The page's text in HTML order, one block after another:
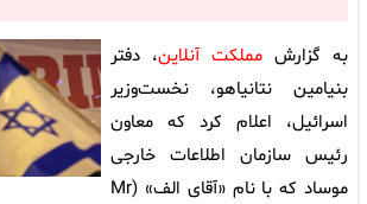
به گزارش مملکت آنلاین، دفتر
بنیامین نتانیاهو، نخست‌وزیر
اسرائیل، اعلام کرد که معاون
رئیس سازمان اطلاعات خارجی
موساد که با نام «آقای الف» (Mr